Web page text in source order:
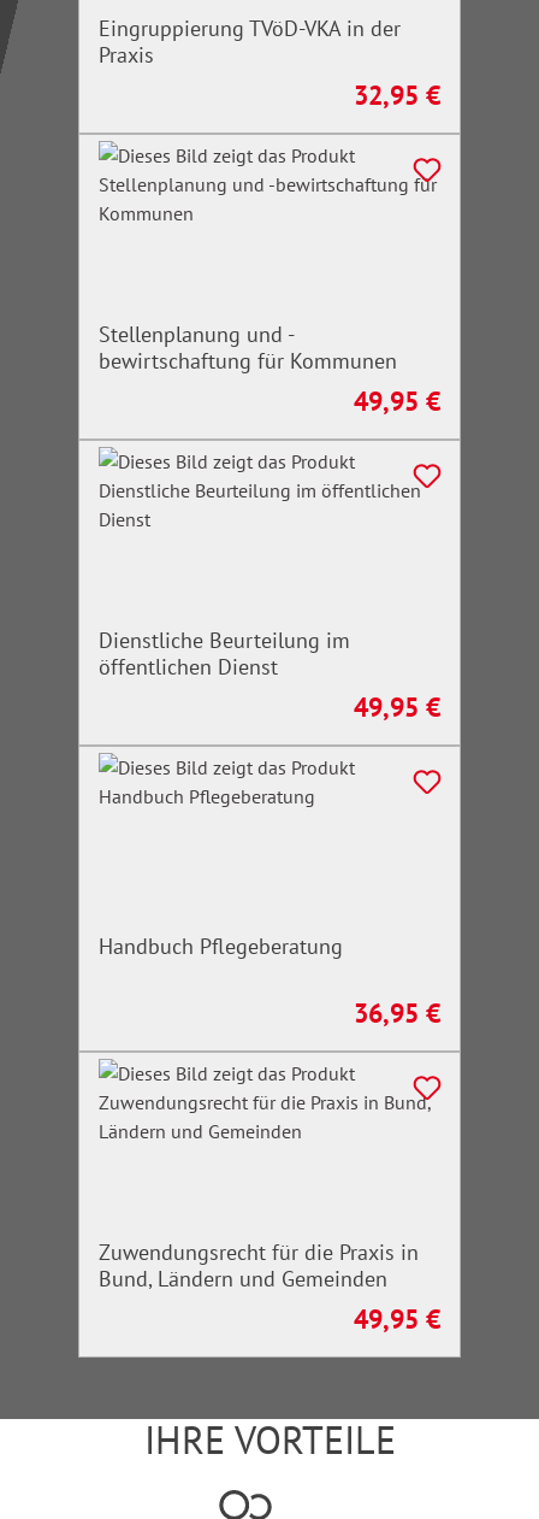
Eingruppierung TVöD-VKA in der
Praxis
Regulärer Preis:
32,95 €
Stellenplanung und -
bewirtschaftung für Kommunen
Regulärer Preis:
49,95 €
Dienstliche Beurteilung im
öffentlichen Dienst
Regulärer Preis:
49,95 €
Handbuch Pflegeberatung
Regulärer Preis:
36,95 €
Zuwendungsrecht für die Praxis in
Bund, Ländern und Gemeinden
Regulärer Preis:
49,95 €
IHRE VORTEILE